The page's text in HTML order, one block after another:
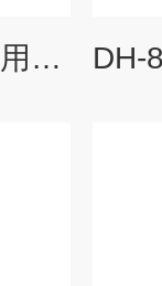
DH-838B-2上海众有商用除湿机DH-838B-2